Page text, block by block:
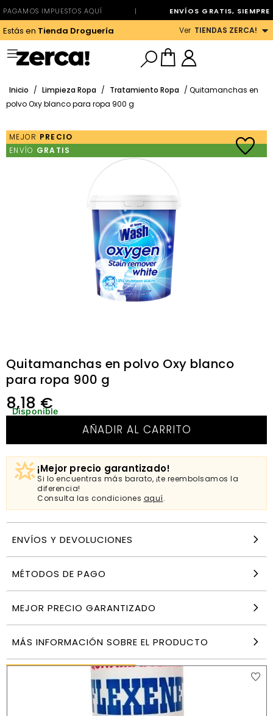
PAGAMOS IMPUESTOS AQUÍ | ENVÍOS GRATIS, SIEMPRE
Estás en Tienda Droguería Ver TIENDAS ZERCA!
Inicio / Limpieza Ropa / Tratamiento Ropa / Quitamanchas en
polvo Oxy blanco para ropa 900 g
MEJOR PRECIO
ENVÍO GRATIS
Quitamanchas en polvo Oxy blanco
para ropa 900 g
8,18 €
Disponible
AÑADIR AL CARRITO
¡Mejor precio garantizado!
Si lo encuentras más barato, ¡te reembolsamos la
diferencia!
Consulta las condiciones aquí.
ENVÍOS Y DEVOLUCIONES
MÉTODOS DE PAGO
MEJOR PRECIO GARANTIZADO
MÁS INFORMACIÓN SOBRE EL PRODUCTO
900 g
8,18€
AÑADIR
PRODUCTOS SIMILARES